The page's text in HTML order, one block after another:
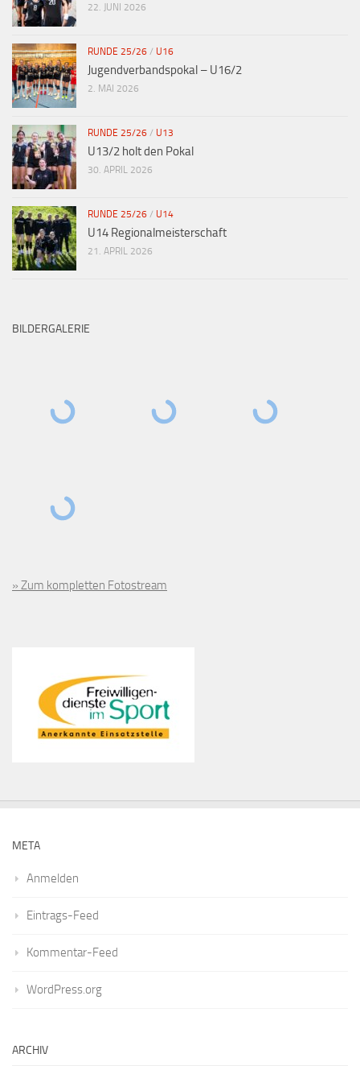
22. JUNI 2026
RUNDE 25/26 / U16
Jugendverbandspokal – U16/2
2. MAI 2026
RUNDE 25/26 / U13
U13/2 holt den Pokal
30. APRIL 2026
RUNDE 25/26 / U14
U14 Regionalmeisterschaft
21. APRIL 2026
BILDERGALERIE
» Zum kompletten Fotostream
META
Anmelden
Eintrags-Feed
Kommentar-Feed
WordPress.org
ARCHIV